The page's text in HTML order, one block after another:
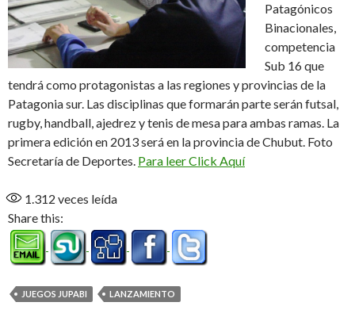
Patagónicos
Binacionales,
competencia
Sub 16 que
tendrá como protagonistas a las regiones y provincias de la
Patagonia sur. Las disciplinas que formarán parte serán futsal,
rugby, handball, ajedrez y tenis de mesa para ambas ramas. La
primera edición en 2013 será en la provincia de Chubut. Foto
Secretaría de Deportes. Para leer Click Aquí
1.312 veces leída
Share this:
JUEGOS JUPABI LANZAMIENTO